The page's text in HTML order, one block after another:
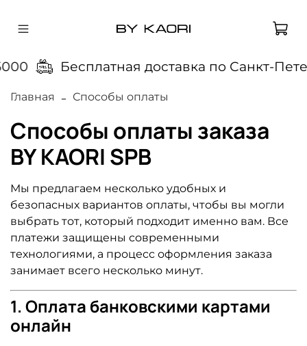
Бесплатная доставка по Санкт-
Главная Способы оплаты
Способы оплаты заказа
BY KAORI SPB
Мы предлагаем несколько удобных и
безопасных вариантов оплаты, чтобы вы могли
выбрать тот, который подходит именно вам. Все
платежи защищены современными
технологиями, а процесс оформления заказа
занимает всего несколько минут.
1. Оплата банковскими картами
онлайн